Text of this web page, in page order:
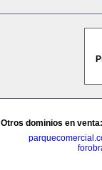
Otros dominios en venta: